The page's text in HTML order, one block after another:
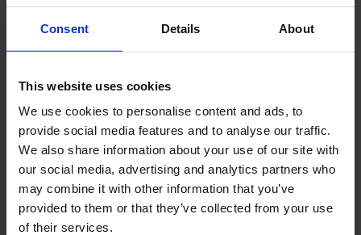
Consent Details About
This website uses cookies
We use cookies to personalise content and ads, to
provide social media features and to analyse our traffic.
We also share information about your use of our site with
our social media, advertising and analytics partners who
may combine it with other information that you’ve
provided to them or that they’ve collected from your use
of their services.
Producenten hæve aftalen, for så vidt angår de
produkter, som ikke kan tages i brug som
levering kun kan ske for den del af leverancen,
der ikke er blevet leveret som forudsat, med
mindre køber tidligere berettiget har ophævet en
del af leverancen. Producentens ansvar ved
forsinkelse er yderligere begrænset i henhold til
punkt 12 og punkt 13.
11. Mangler, reklamationer og